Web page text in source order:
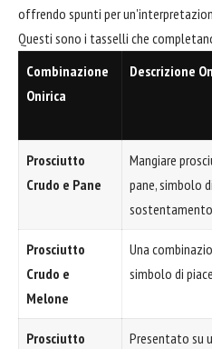
offrendo spunti per
Questi sono i tasselli che
Combinazione
Onirica
Descrizione
Prosciutto
Crudo e Pane
Mangiare
pane, simbolo di
Prosciutto
Crudo e
Melone
Una
simbolo di
Prosciutto
Presentato su